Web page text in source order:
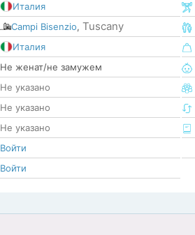
Италия
Campi Bisenzio, Tuscany
Италия
Не женат/не замужем
Не указано
Не указано
Не указано
Войти
Войти